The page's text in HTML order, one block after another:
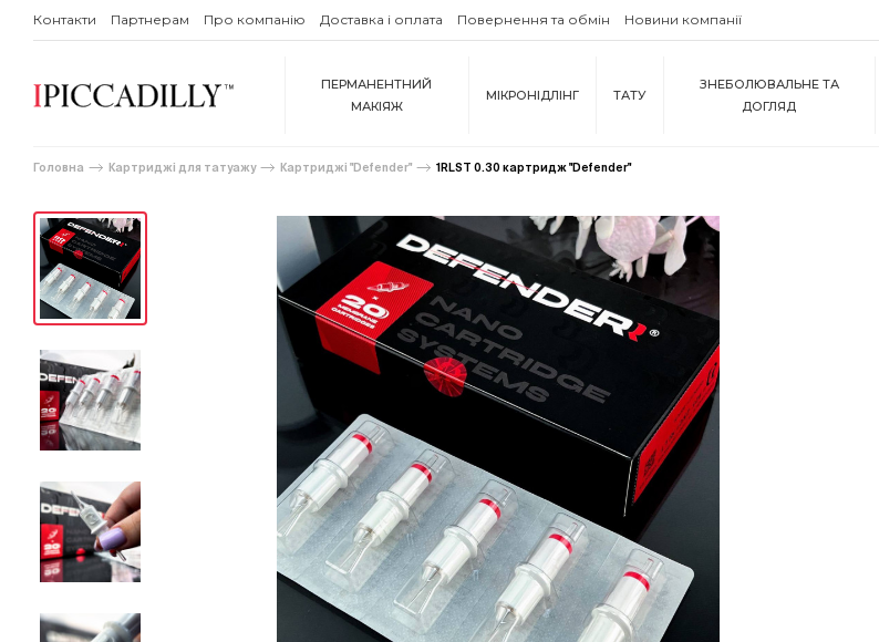
Контакти Партнерам Про компанію Доставка і оплата Повернення та обмін Новини компанії
ПЕРМАНЕНТНИЙ
МАКІЯЖ
МІКРОНІДЛІНГ ТАТУ
ЗНЕБОЛЮВАЛЬНЕ ТА
ДОГЛЯД
Головна Картриджі для татуажу Картриджі "Defender" 1RLST 0.30 картридж "Defender"